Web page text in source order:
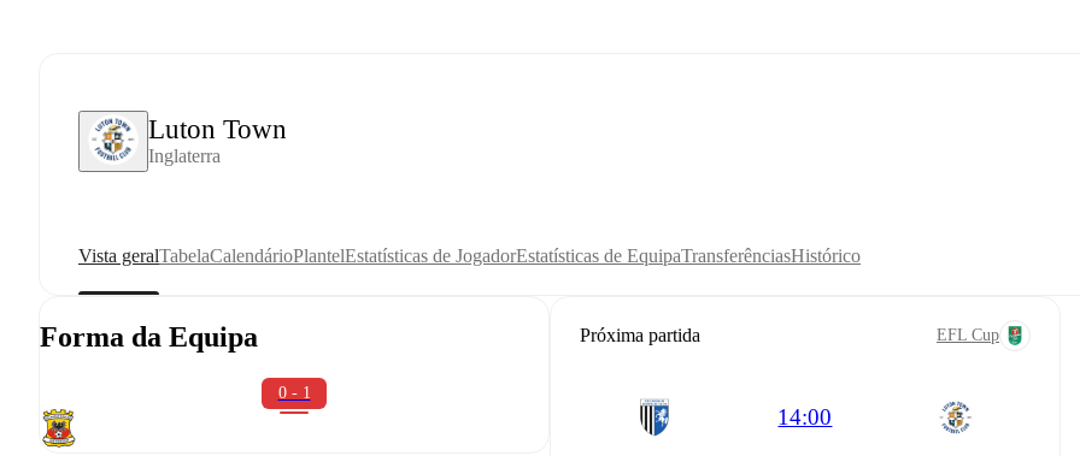
Luton Town
Inglaterra
Vista geralTabelaCalendárioPlantelEstatísticas de JogadorEstatísticas de EquipaTransferênciasHistórico
Forma da Equipa
0 - 1
Próxima partida EFL Cup
14:00